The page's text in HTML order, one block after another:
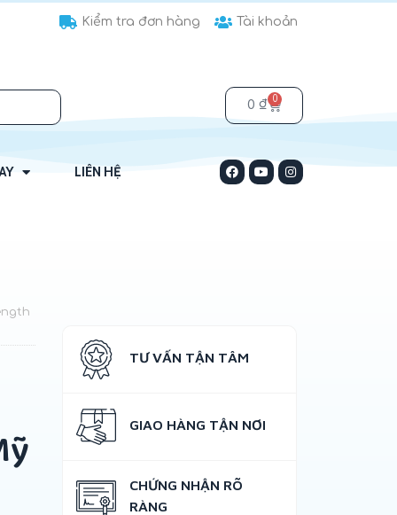
Kiểm tra đơn hàng Tài khoản
0₫ 0
LIÊN HỆ
TƯ VẤN TẬN TÂM
GIAO HÀNG TẬN NƠI
CHỨNG NHẬN RÕ
RÀNG